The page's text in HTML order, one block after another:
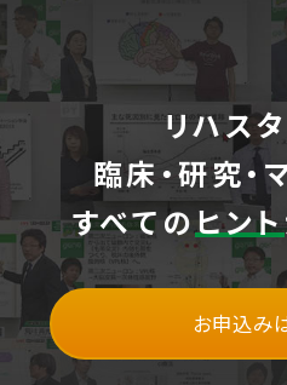
リハス
臨床・研究・
すべてのヒント
お申込み